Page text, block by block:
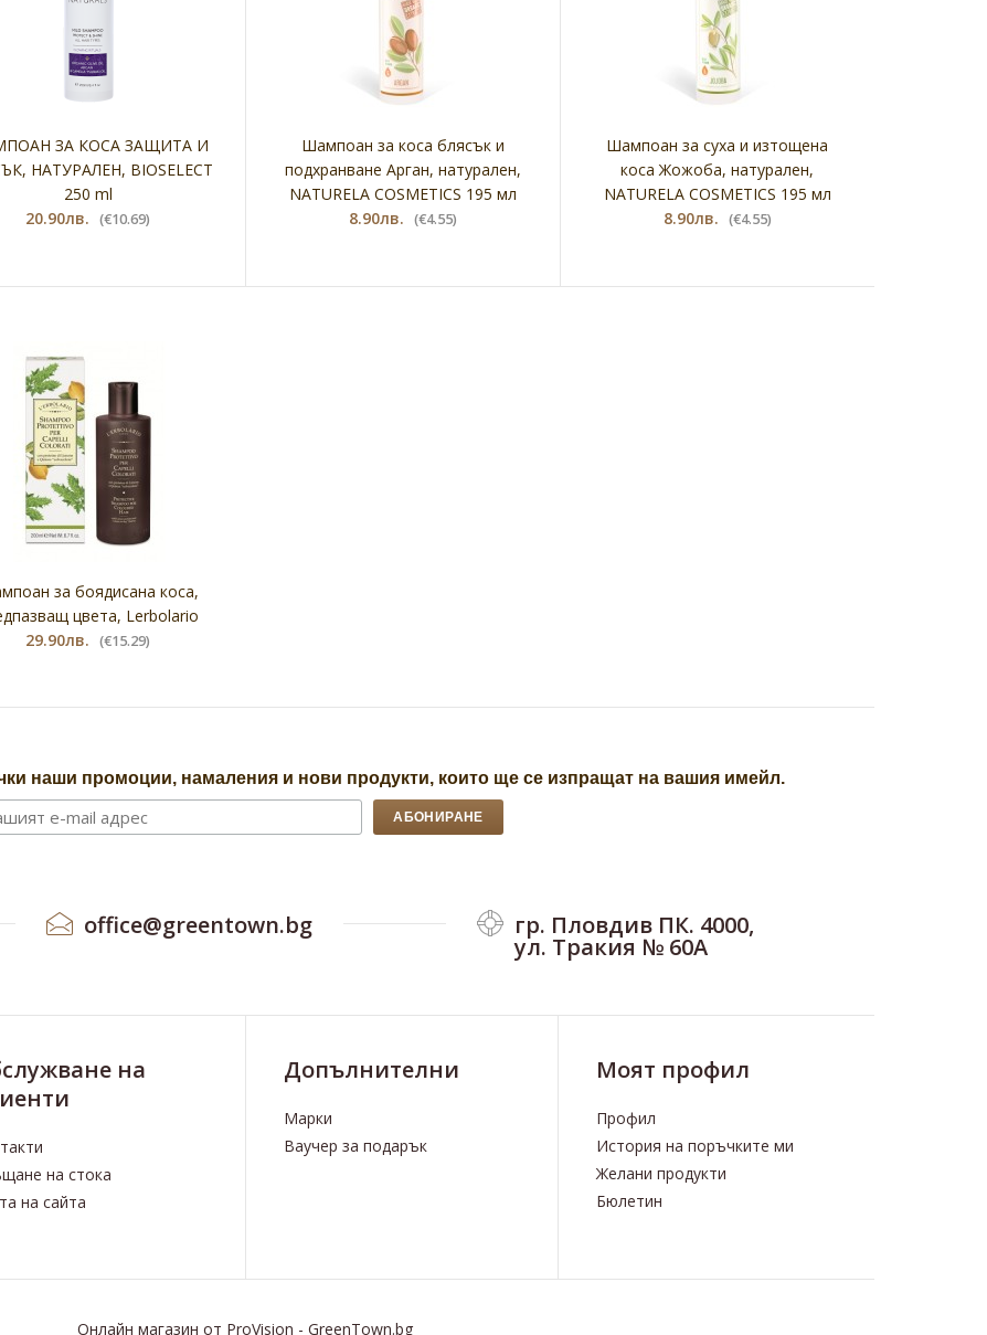
ЗА КОСА ЗАЩИТА И
НАТУРАЛЕН, BIOSELECT
250 ml
20.90лв. (€10.69)
Шампоан за коса блясък и
подхранване Арган, натурален,
NATURELA COSMETICS 195 мл
8.90лв. (€4.55)
Шампоан за суха и изтощена
коса Жожоба, натурален,
NATURELA COSMETICS 195 мл
8.90лв. (€4.55)
за боядисана коса,
цвета, Lerbolario
29.90лв. (€15.29)
наши промоции, намаления и нови продукти, които ще се изпращат на вашия имейл.
office@greentown.bg гр. Пловдив ПК. 4000,
ул. Тракия № 60А
на
на стока
на сайта
Допълнителни
Марки
Ваучер за подарък
Моят профил
Профил
История на поръчките ми
Желани продукти
Бюлетин
Онлайн магазин от ProVision - GreenTown.bg